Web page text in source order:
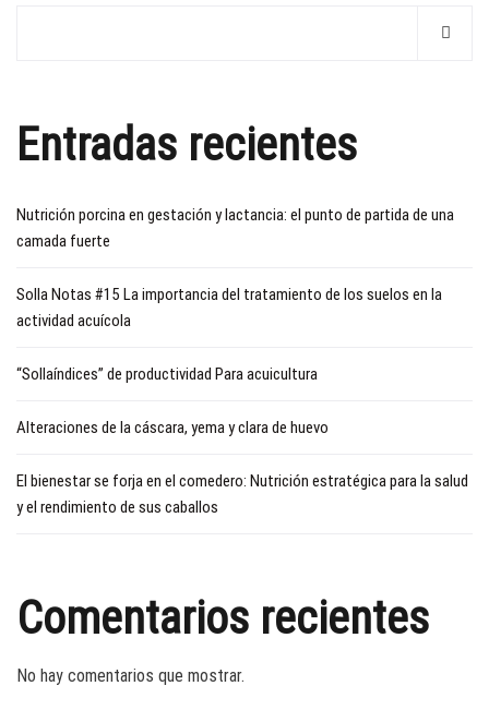
Entradas recientes
Nutrición porcina en gestación y lactancia: el punto de partida de una
camada fuerte
Solla Notas #15 La importancia del tratamiento de los suelos en la
actividad acuícola
“Sollaíndices” de productividad Para acuicultura
Alteraciones de la cáscara, yema y clara de huevo
El bienestar se forja en el comedero: Nutrición estratégica para la salud
y el rendimiento de sus caballos
Comentarios recientes
No hay comentarios que mostrar.